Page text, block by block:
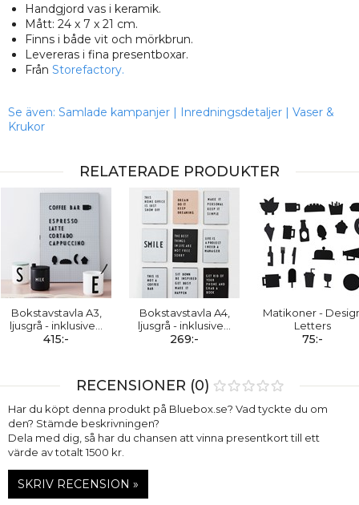
Handgjord vas i keramik.
Mått: 24 x 7 x 21 cm.
Finns i både vit och mörkbrun.
Levereras i fina presentboxar.
Från Storefactory.
Se även: Samlade kampanjer | Inredningsdetaljer | Vaser &
Krukor
RELATERADE PRODUKTER
Bokstavstavla A3,
ljusgrå - inklusive
415:-
Bokstavstavla A4,
ljusgrå - inklusive
269:-
Matikoner -
Letters
75:-
RECENSIONER (0)
Har du köpt denna produkt på Bluebox.se? Vad tyckte du om
den? Stämde beskrivningen?
Dela med dig, så har du chansen att vinna presentkort till ett
värde av totalt 1500 kr.
SKRIV RECENSION »